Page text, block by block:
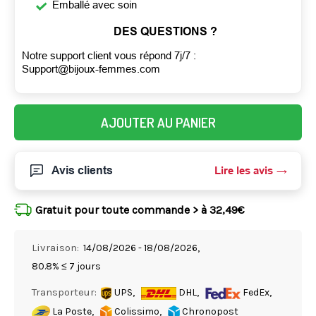
Emballé avec soin
DES QUESTIONS ?
Notre support client vous répond 7j/7 :
Support@bijoux-femmes.com
AJOUTER AU PANIER
Avis clients Lire les avis
Gratuit pour toute commande > à 32,49€
Livraison: 14/08/2026 - 18/08/2026,
80.8% ≤ 7 jours
Transporteur: UPS, DHL,
FedEx,
La Poste,
Colissimo, Chronopost